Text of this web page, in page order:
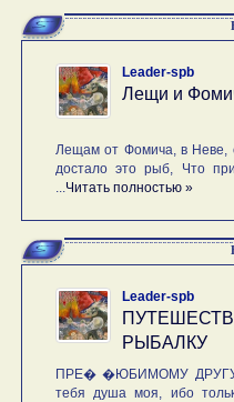
Leader-spb
Лещи и
Лещам от Фомича, в Неве,
достало это рыб, Что
Читать полностью »
Leader-spb
РЫБАЛКУ
ПРЕ� �ЮБИМОМУ ДРУГУ.
тебя душа моя, ибо